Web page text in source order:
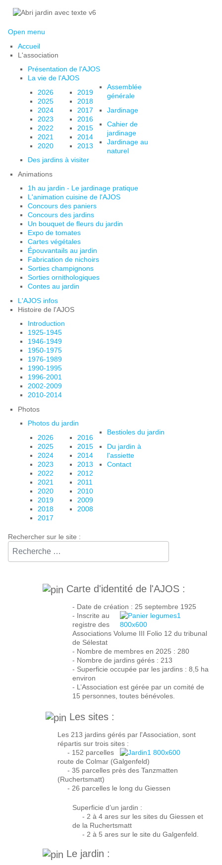
Open menu
Accueil
L'association
Présentation de l'AJOS
La vie de l'AJOS
2026
2025
2024
2023
2022
2021
2020
2019
2018
2017
2016
2015
2014
2013
Assemblée
générale
Jardinage
Cahier de
jardinage
Jardinage au
naturel
Des jardins à visiter
Animations
1h au jardin - Le jardinage pratique
L'animation cuisine de l'AJOS
Concours des paniers
Concours des jardins
Un bouquet de fleurs du jardin
Expo de tomates
Cartes végétales
Épouvantails au jardin
Fabrication de nichoirs
Sorties champignons
Sorties ornithologiques
Contes au jardin
L'AJOS infos
Histoire de l'AJOS
Introduction
1925-1945
1946-1949
1950-1975
1976-1989
1990-1995
1996-2001
2002-2009
2010-2014
Photos
Photos du jardin
2026
2025
2024
2023
2022
2021
2020
2019
2018
2017
2016
2015
2014
2013
2012
2011
2010
2009
2008
Bestioles du jardin
Du jardin à
l'assiette
Contact
Rechercher sur le site :⠀
Carte d'identité de l'AJOS :
- Date de création : 25 septembre 1925
- Inscrite au
registre des
Associations Volume III Folio 12 du tribunal
de Sélestat
- Nombre de membres en 2025 : 280
- Nombre de jardins gérés : 213
- Superficie occupée par les jardins : 8,5 ha
environ
- L’Association est gérée par un comité de
15 personnes, toutes bénévoles.
Les sites :
Les 213 jardins gérés par l'Association, sont
répartis sur trois sites :
- 152 parcelles
route de Colmar (Galgenfeld)
- 35 parcelles près des Tanzmatten
(Ruchertsmatt)
- 26 parcelles le long du Giessen
Superficie d’un jardin :
- 2 à 4 ares sur les sites du Giessen et
de la Ruchertsmatt
- 2 à 5 ares sur le site du Galgenfeld.
Le jardin :